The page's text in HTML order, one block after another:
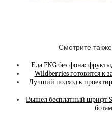
Смотрите
Еда PNG без фона:
Wildberries готовится к
Лучший подход к
Вышел бесплатный шрифт